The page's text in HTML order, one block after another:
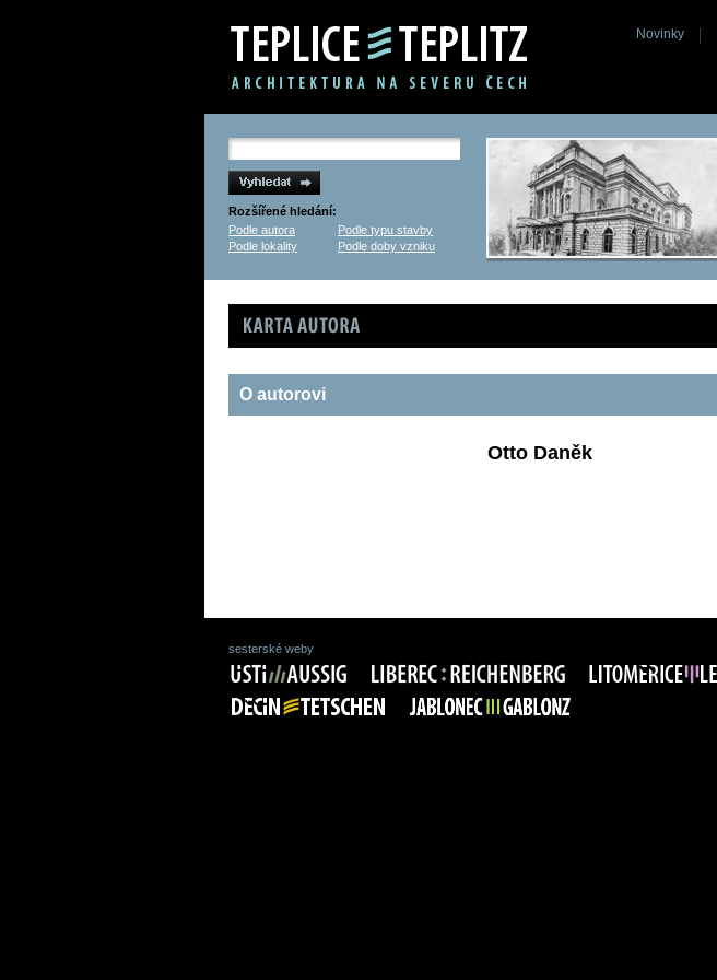
Novinky
Rozšířené hledání:
Podle autora
Podle typu stavby
Podle lokality
Podle doby vzniku
Karta autora
O autorovi
Otto Daněk
sesterské weby